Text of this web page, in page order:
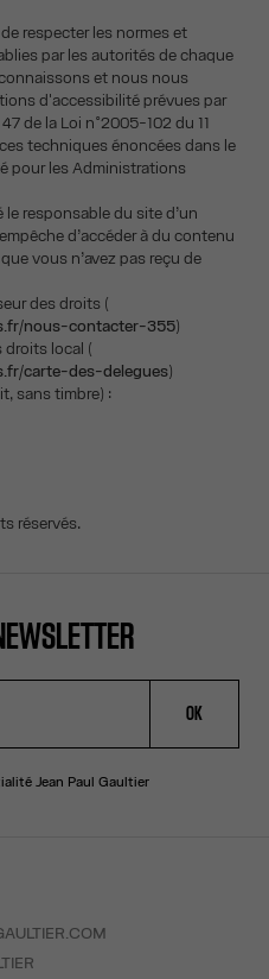
respecter les normes et
par les autorités de chaque
et nous nous
d'accessibilité prévues par
de la Loi n°2005-102 du 11
techniques énoncées dans le
pour les Administrations
responsable du site d’un
d’accéder à du contenu
vous n’avez pas reçu de
des droits (
nous-contacter-355)
local (
carte-des-delegues)
sans timbre) :
réservés.
OK
Jean Paul Gaultier